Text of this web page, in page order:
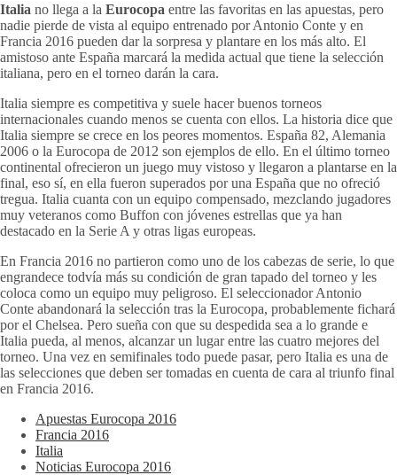
Italia no llega a la Eurocopa entre las favoritas en las apuestas, pero
nadie pierde de vista al equipo entrenado por Antonio Conte y en
Francia 2016 pueden dar la sorpresa y plantare en los más alto. El
amistoso ante España marcará la medida actual que tiene la selección
italiana, pero en el torneo darán la cara.
Italia siempre es competitiva y suele hacer buenos torneos
internacionales cuando menos se cuenta con ellos. La historia dice que
Italia siempre se crece en los peores momentos. España 82, Alemania
2006 o la Eurocopa de 2012 son ejemplos de ello. En el último torneo
continental ofrecieron un juego muy vistoso y llegaron a plantarse en la
final, eso sí, en ella fueron superados por una España que no ofreció
tregua. Italia cuanta con un equipo compensado, mezclando jugadores
muy veteranos como Buffon con jóvenes estrellas que ya han
destacado en la Serie A y otras ligas europeas.
En Francia 2016 no partieron como uno de los cabezas de serie, lo que
engrandece todvía más su condición de gran tapado del torneo y les
coloca como un equipo muy peligroso. El seleccionador Antonio
Conte abandonará la selección tras la Eurocopa, probablemente fichará
por el Chelsea. Pero sueña con que su despedida sea a lo grande e
Italia pueda, al menos, alcanzar un lugar entre las cuatro mejores del
torneo. Una vez en semifinales todo puede pasar, pero Italia es una de
las selecciones que deben ser tomadas en cuenta de cara al triunfo final
en Francia 2016.
Apuestas Eurocopa 2016
Francia 2016
Italia
Noticias Eurocopa 2016